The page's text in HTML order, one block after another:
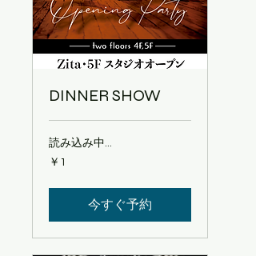
DINNER SHOW
読み込み中...
1
円
￥1
今すぐ予約